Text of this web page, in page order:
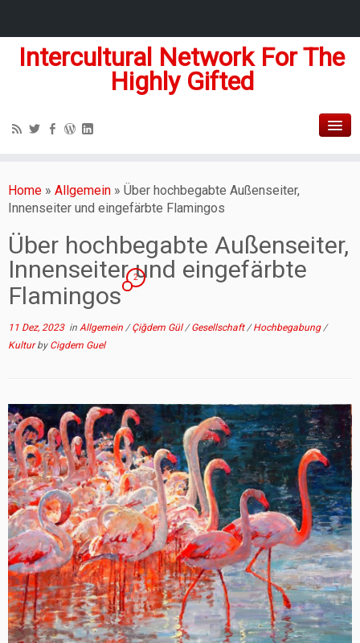
Intercultural Network For The
Highly Gifted
Home » Allgemein » Über hochbegabte Außenseiter,
Innenseiter und eingefärbte Flamingos
Über hochbegabte Außenseiter,
Innenseiter und eingefärbte
Flamingos
2
11 Dez, 2023in Allgemein /Çiğdem Gül/Gesellschaft/Hochbegabung/
Kulturby Cigdem Guel